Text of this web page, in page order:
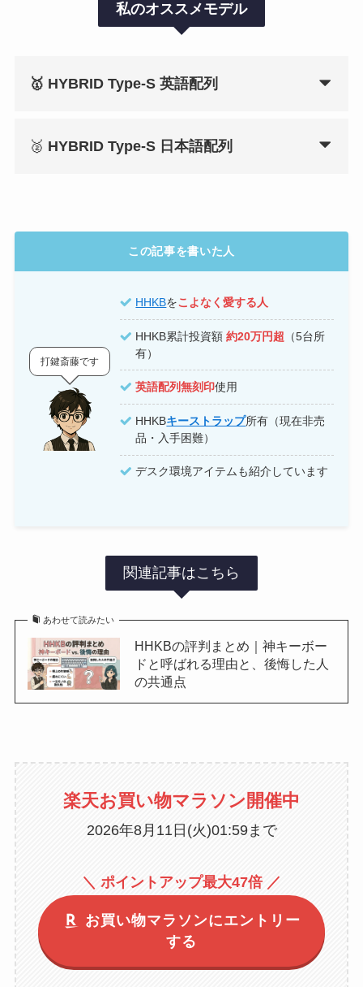
私のオススメモデル
🥇 HYBRID Type-S 英語配列
🥈 HYBRID Type-S 日本語配列
この記事を書いた人
HHKBをこよなく愛する人
HHKB累計投資額約20万円超 （5台所
有）
英語配列無刻印使用
HHKBキーストラップ所有（現在非売
品・入手困難）
デスク環境アイテムも紹介しています
打鍵斎藤です
関連記事はこちら
あわせて読みたい
HHKBの評判まとめ｜神キーボー
ドと呼ばれる理由と、後悔した人
の共通点
楽天お買い物マラソン開催中
2026年8月11日(火)01:59まで
＼ ポイントアップ最大47倍 ／
お買い物マラソンにエントリー
する